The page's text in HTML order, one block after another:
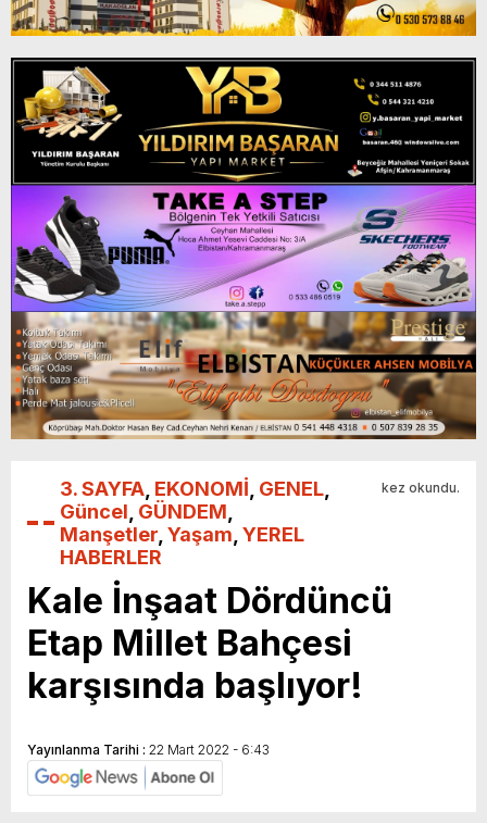
3. SAYFA EKONOMİ GENEL
Güncel GÜNDEM
Manşetler Yaşam YEREL
HABERLER
kez okundu.
Kale İnşaat Dördüncü
Etap Millet Bahçesi
karşısında başlıyor!
Yayınlanma Tarihi : 22 Mart 2022 - 6:43